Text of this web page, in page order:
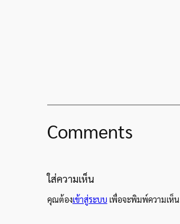
Comments
ใส่ความเห็น
คุณต้องเข้าสู่ระบบ เพื่อจะพิมพ์ความเห็น